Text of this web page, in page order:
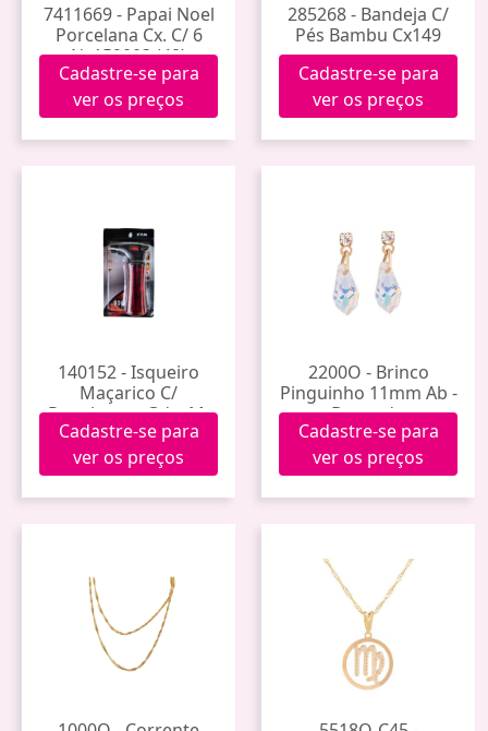
7411669 - Papai Noel
Porcelana Cx. C/ 6
Nx159003 (48)
Cadastre-se para
ver os preços
285268 - Bandeja C/
Pés Bambu Cx149
Cadastre-se para
ver os preços
140152 - Isqueiro
Maçarico C/
Regulagem Gde. M-
0121
Cadastre-se para
ver os preços
2200O - Brinco
Pinguinho 11mm Ab -
Dourado
Cadastre-se para
ver os preços